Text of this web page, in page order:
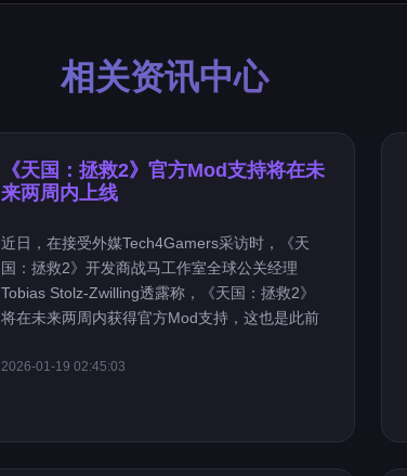
相关资讯中心
《天国：拯救2》官方Mod支持将在未
来两周内上线
近日，在接受外媒Tech4Gamers采访时，《天
国：拯救2》开发商战马工作室全球公关经理
Tobias Stolz-Zwilling透露称，《天国：拯救2》
将在未来两周内获得官方Mod支持，这也是此前
2026-01-19 02:45:03